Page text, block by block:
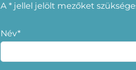
A * jellel jelölt mezőket
Név*